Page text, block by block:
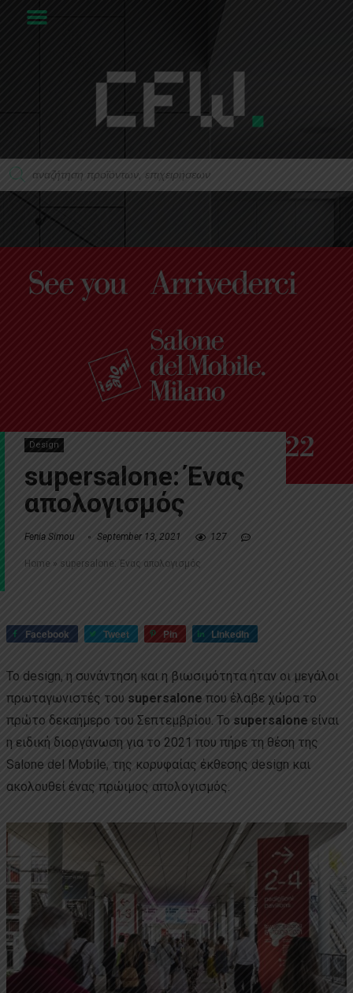
Design
supersalone: Ένας
απολογισμός
Fenia Simou September 13, 2021 127
Home » supersalone: Ένας απολογισμός
Facebook Tweet Pin LinkedIn
Το design, η συνάντηση και η βιωσιμότητα ήταν οι μεγάλοι
πρωταγωνιστές του supersalone που έλαβε χώρα το
πρώτο δεκαήμερο του Σεπτεμβρίου. Το supersalone είναι
η ειδική διοργάνωση για το 2021 που πήρε τη θέση της
Salone del Mobile, της κορυφαίας έκθεσης design και
ακολουθεί ένας πρώιμος απολογισμός.